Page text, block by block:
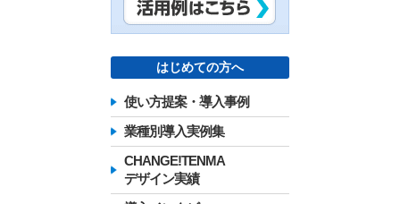
はじめての方へ
使い方提案・導入事例
業種別導入実例集
CHANGE!TENMA
デザイン実績